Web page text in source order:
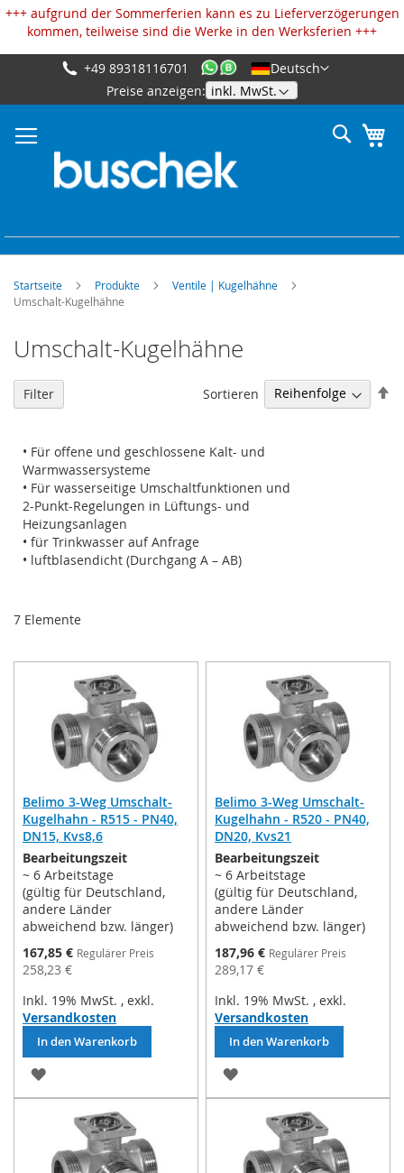
+++ aufgrund der Sommerferien kann es zu Lieferverzögerungen
kommen, teilweise sind die Werke in den Werksferien +++
Zum
Inhalt
Deutsch
Preise anzeigen:
+49 89318116701
Suche
Startseite Produkte
Ventile | Kugelhähne
Umschalt-Kugelhähne
Umschalt-Kugelhähne
• Für offene und geschlossene Kalt- und
Warmwassersysteme
• Für wasserseitige Umschaltfunktionen und
2-Punkt-Regelungen in Lüftungs- und
Heizungsanlagen
• für Trinkwasser auf Anfrage
• luftblasendicht (Durchgang A – AB)
7 Elemente
Sortieren
Belimo 3-Weg Umschalt-
Kugelhahn - R515 - PN40,
DN15, Kvs8,6
Bearbeitungszeit
~ 6 Arbeitstage
(gültig für Deutschland,
andere Länder
abweichend bzw. länger)
Sonderpreis
167,85 € Regulärer Preis
258,23 €
Inkl. 19% MwSt. , exkl.
Versandkosten
In den Warenkorb
ZUR
WUNSCHLISTE
HINZUFÜGEN
Belimo 3-Weg Umschalt-
Kugelhahn - R520 - PN40,
DN20, Kvs21
Bearbeitungszeit
~ 6 Arbeitstage
(gültig für Deutschland,
andere Länder
abweichend bzw. länger)
Sonderpreis
187,96 € Regulärer Preis
289,17 €
Inkl. 19% MwSt. , exkl.
Versandkosten
In den Warenkorb
ZUR
WUNSCHLISTE
HINZUFÜGEN
Filter
Cookie-Einstellungen